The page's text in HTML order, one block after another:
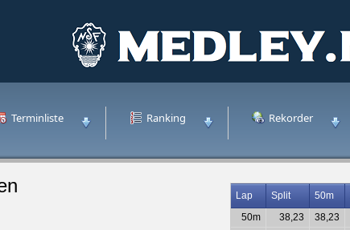
Terminliste Ranking Rekorder
Lap Split 50m
50m
38,23
38,23